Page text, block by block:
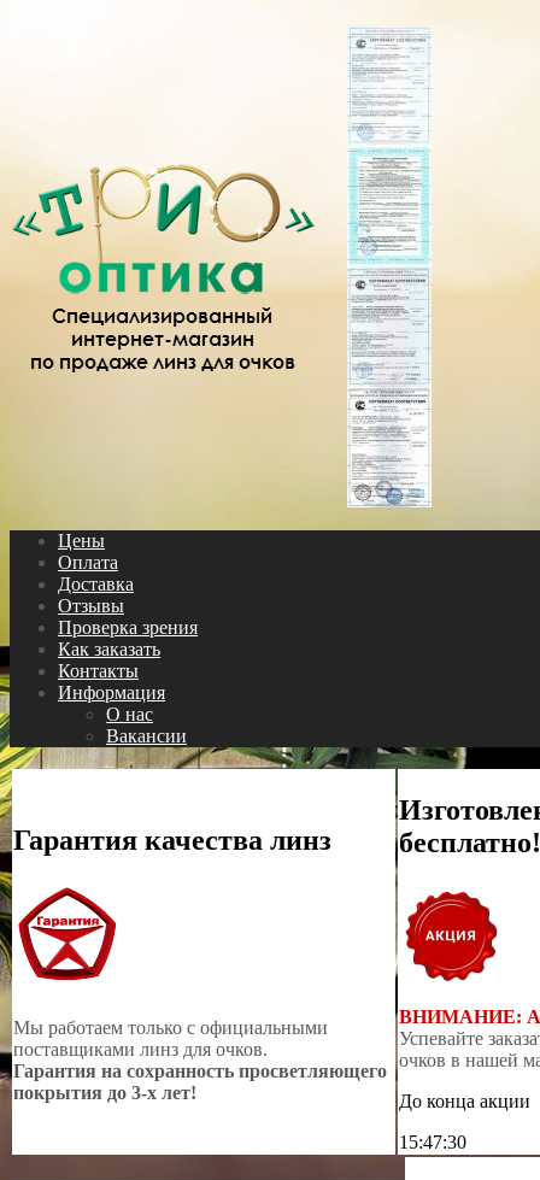
Цены
Оплата
Доставка
Отзывы
Проверка зрения
Как заказать
Контакты
Информация
О нас
Вакансии
Гарантия качества линз
Мы работаем только с официальными
поставщиками линз для очков.
Гарантия на сохранность просветляющего
покрытия до 3-х лет!
бесплатно!
ВНИМАНИЕ:
Успевайте
очков в нашей
До конца акции
15:47:29